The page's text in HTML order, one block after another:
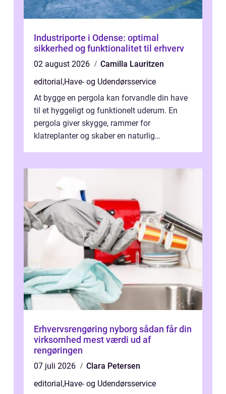
Industriporte i Odense: optimal
sikkerhed og funktionalitet til erhverv
02 august 2026
Camilla Lauritzen
editorial,Have- og Udendørsservice
At bygge en pergola kan forvandle din have
til et hyggeligt og funktionelt uderum. En
pergola giver skygge, rammer for
klatreplanter og skaber en naturlig
Erhvervsrengøring nyborg sådan får din
virksomhed mest værdi ud af
rengøringen
07 juli 2026
Clara Petersen
editorial,Have- og Udendørsservice